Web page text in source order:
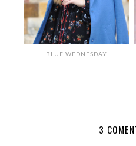
BLUE WEDNESDAY
3